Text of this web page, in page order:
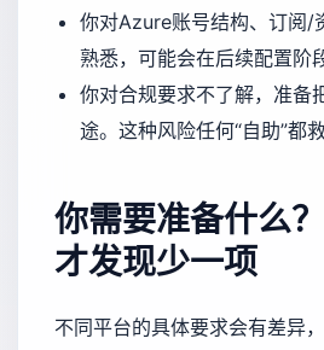
你对Azure账号结构、订阅/
熟悉，可能会在后续配置阶
你对合规要求不了解，准备
途。这种风险任何“自助”都救
你需要准备什么
才发现少一项
不同平台的具体要求会有差异